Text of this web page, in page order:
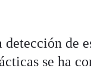
detección de
se ha